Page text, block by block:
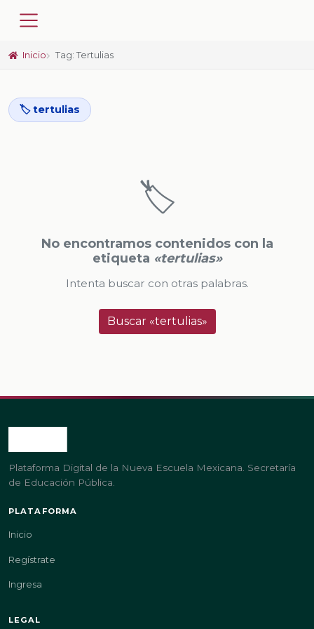
Inicio Tag: Tertulias
🏷️ tertulias
🏷️
No encontramos contenidos con la
etiqueta «tertulias»
Intenta buscar con otras palabras.
Buscar «tertulias»
Plataforma Digital de la Nueva Escuela Mexicana. Secretaría
de Educación Pública.
PLATAFORMA
Inicio
Regístrate
Ingresa
LEGAL